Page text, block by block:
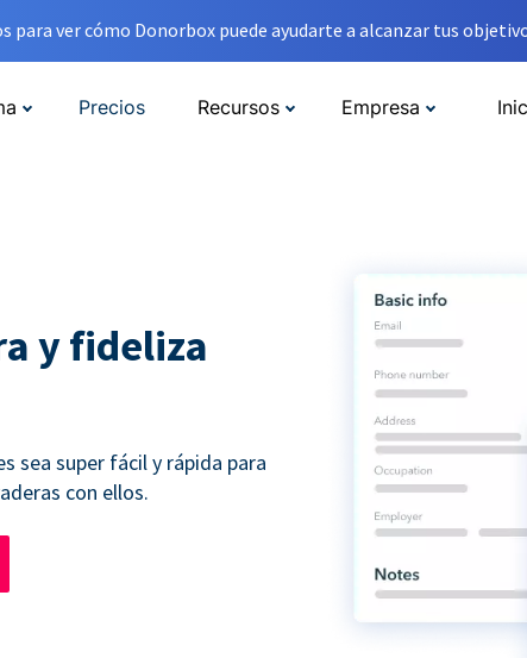
para ver cómo Donorbox puede ayudarte a alcanzar tus
Precios Recursos Empresa
y fideliza
sea super fácil y rápida para
con ellos.